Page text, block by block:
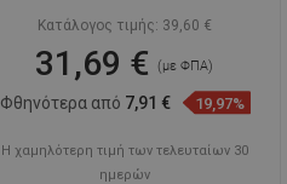
Κατάλογος τιμής: 39,60 €
31,69 €(με ΦΠΑ)
Φθηνότερα από 7,91 € 19,97%
Η χαμηλότερη τιμή των τελευταίων 30
ημερών